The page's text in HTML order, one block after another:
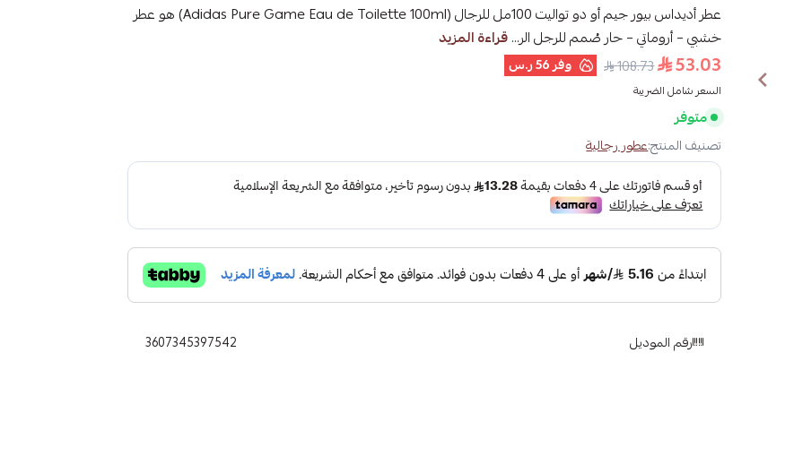
عطر أديداس بيور جيم أو دو تواليت 100مل للرجال (Adidas Pure Game Eau de Toilette 100ml) هو عطر
خشبي – أروماتي – حار صُمم للرجل الر...قراءة المزيد
53.03
108.73 وفر56 ر.س
السعر شامل الضريبة
متوفر
تصنيف المنتج:عطور رجالية
رقم الموديل 3607345397542